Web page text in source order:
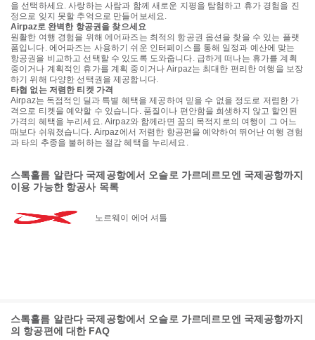
을 선택하세요. 사랑하는 사람과 함께 새로운 지평을 탐험하고 휴가 경험을 진
정으로 잊지 못할 추억으로 만들어보세요.
Airpaz로 완벽한 항공권을 찾으세요
원활한 여행 경험을 위해 에어파즈는 최적의 항공권 옵션을 찾을 수 있는 플랫
폼입니다. 에어파즈는 사용하기 쉬운 인터페이스를 통해 일정과 예산에 맞는
항공권을 비교하고 선택할 수 있도록 도와줍니다. 급하게 떠나는 휴가를 계획
중이거나 계획적인 휴가를 계획 중이거나 Airpaz는 최대한 편리한 여행을 보장
하기 위해 다양한 선택권을 제공합니다.
타협 없는 저렴한 티켓 가격
Airpaz는 독점적인 딜과 특별 혜택을 제공하여 믿을 수 없을 정도로 저렴한 가
격으로 티켓을 예약할 수 있습니다. 품질이나 편안함을 희생하지 않고 할인된
가격의 혜택을 누리세요. Airpaz와 함께라면 꿈의 목적지로의 여행이 그 어느
때보다 쉬워졌습니다. Airpaz에서 저렴한 항공편을 예약하여 뛰어난 여행 경험
과 타의 추종을 불허하는 절감 혜택을 누리세요.
스톡홀름 알란다 국제공항에서 오슬로 가르데르모엔 국제공항까지
이용 가능한 항공사 목록
노르웨이 에어 셔틀
스톡홀름 알란다 국제공항에서 오슬로 가르데르모엔 국제공항까지
의 항공편에 대한 FAQ